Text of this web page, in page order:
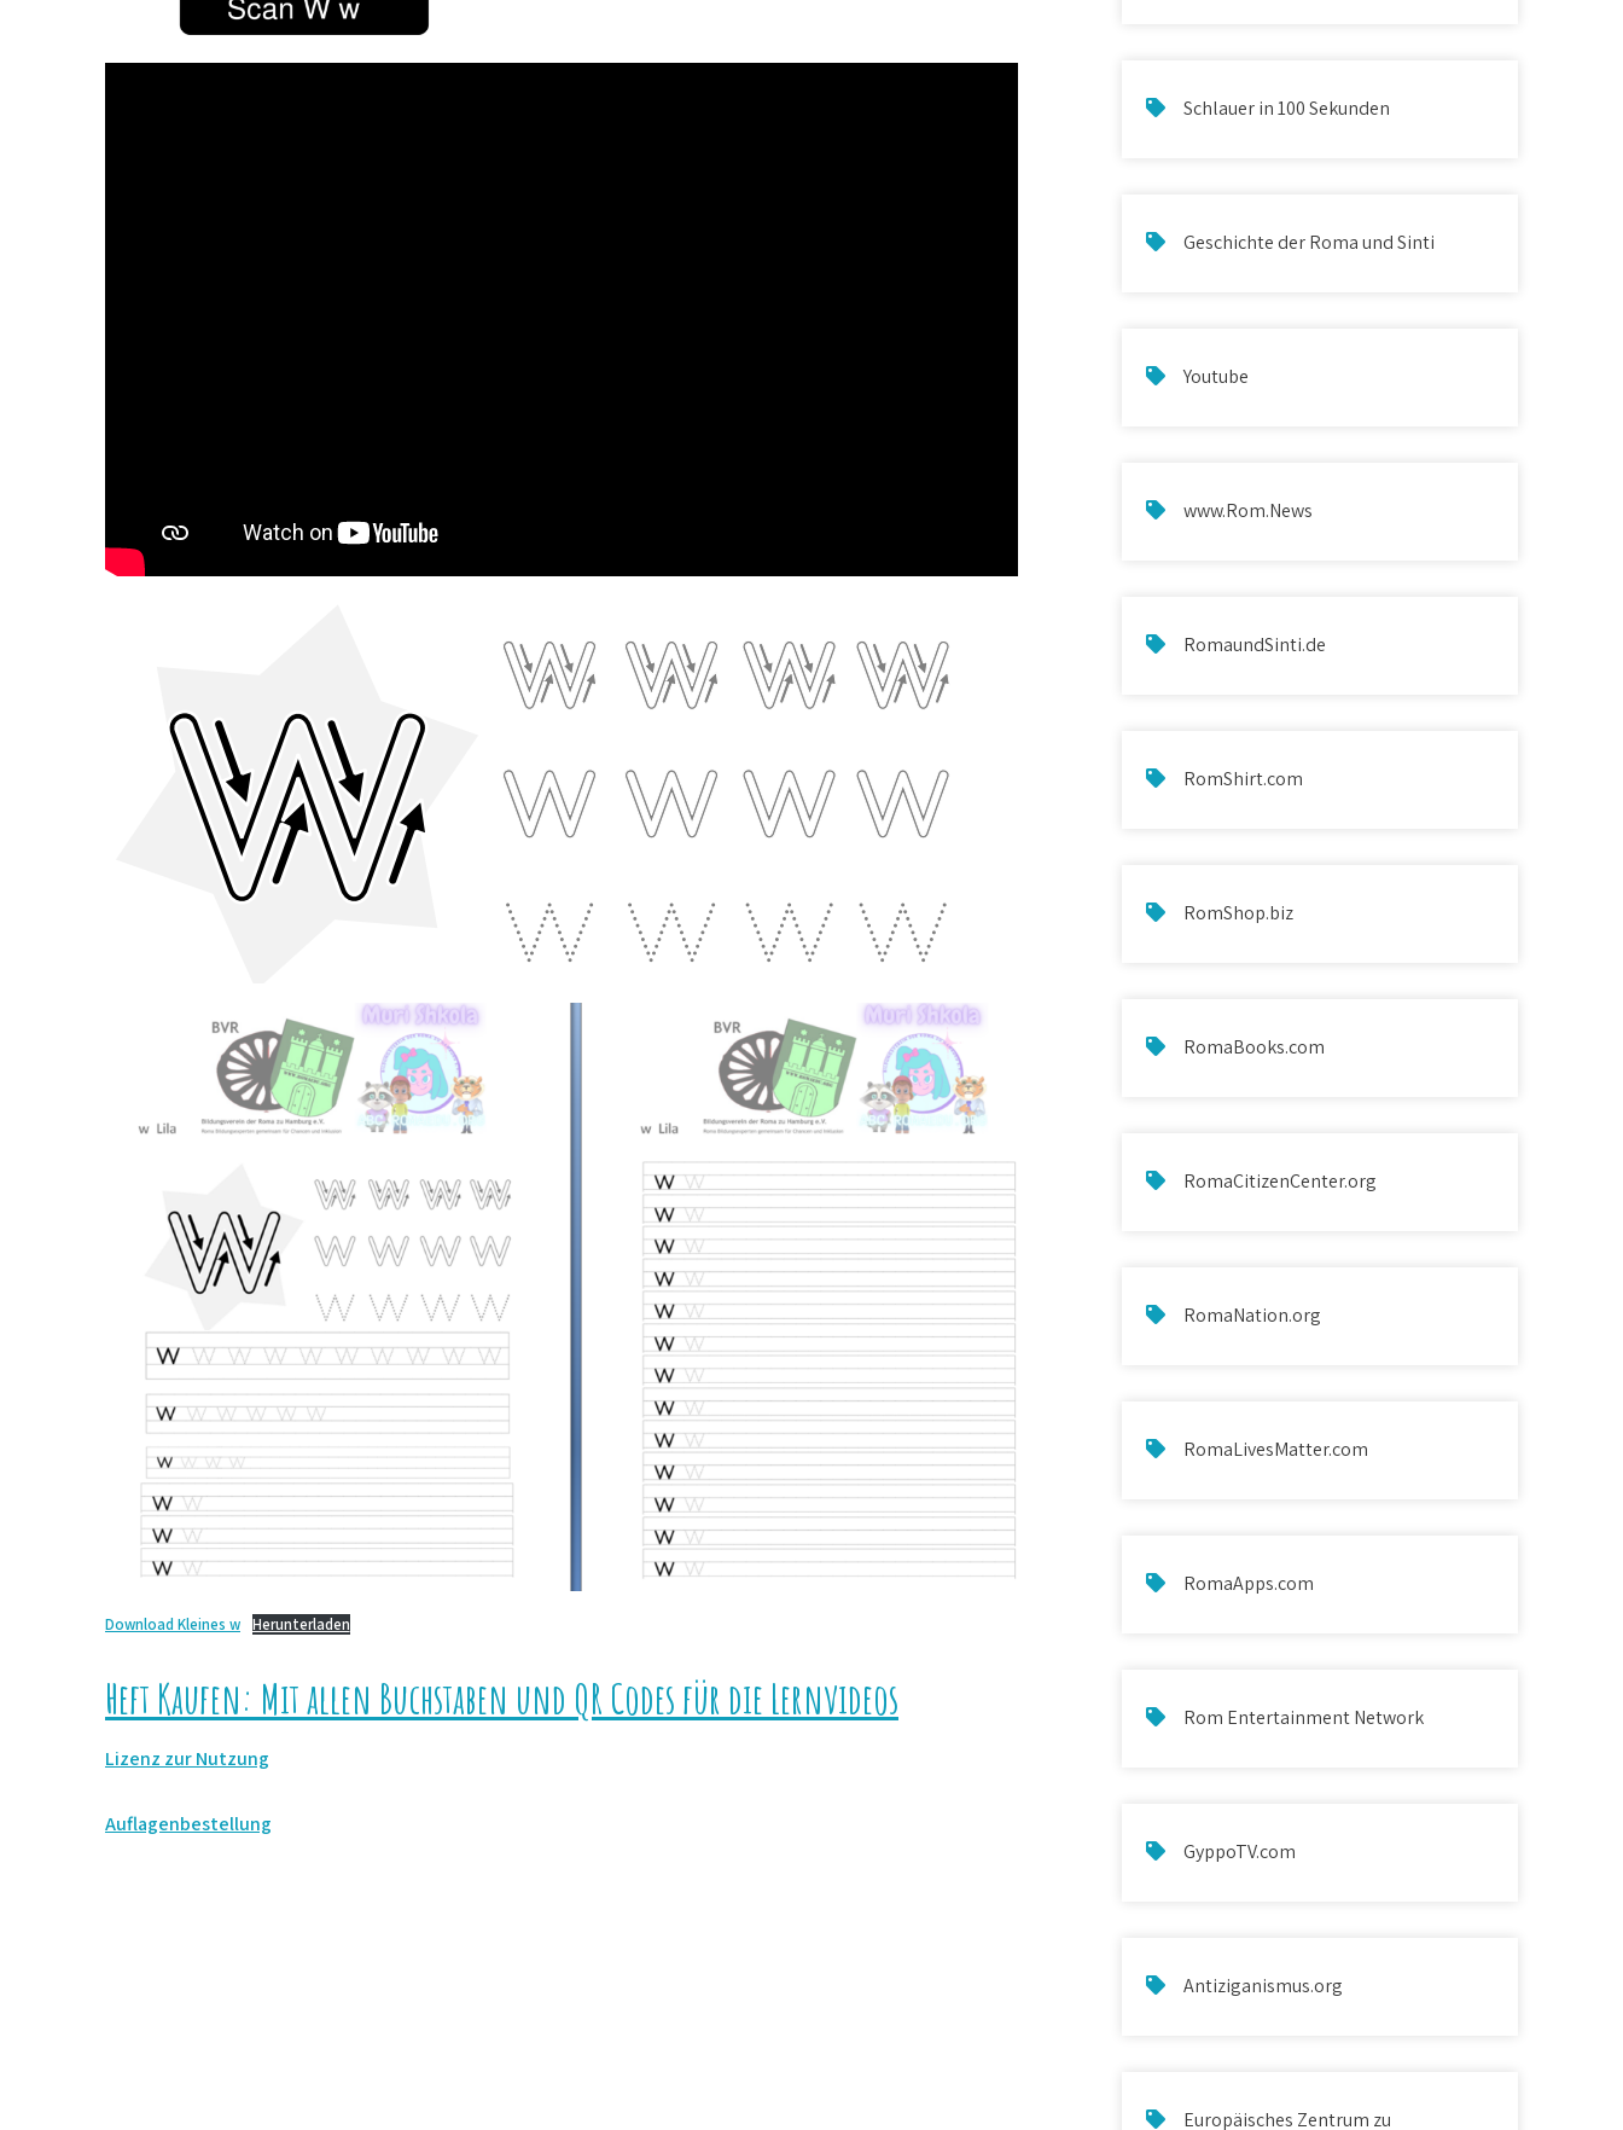
Download Kleines w Herunterladen
Heft Kaufen: Mit allen Buchstaben und QR Codes für die Lernvideos
Lizenz zur Nutzung
Auflagenbestellung
Schlauer in 100 Sekunden
Geschichte der Roma und Sinti
Youtube
www.Rom.News
RomaundSinti.de
RomShirt.com
RomShop.biz
RomaBooks.com
RomaCitizenCenter.org
RomaNation.org
RomaLivesMatter.com
RomaApps.com
Rom Entertainment Network
GyppoTV.com
Antiziganismus.org
Europäisches Zentrum zu